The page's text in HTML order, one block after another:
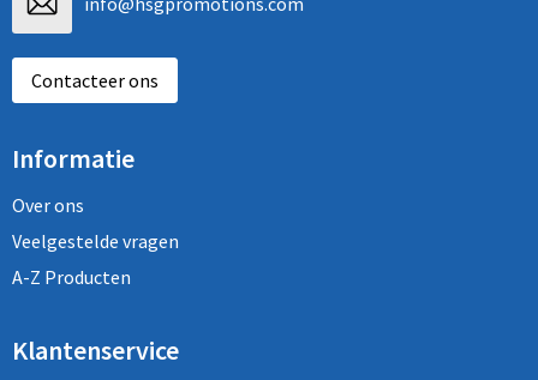
Contacteer ons
Informatie
Over ons
Veelgestelde vragen
A-Z Producten
Klantenservice